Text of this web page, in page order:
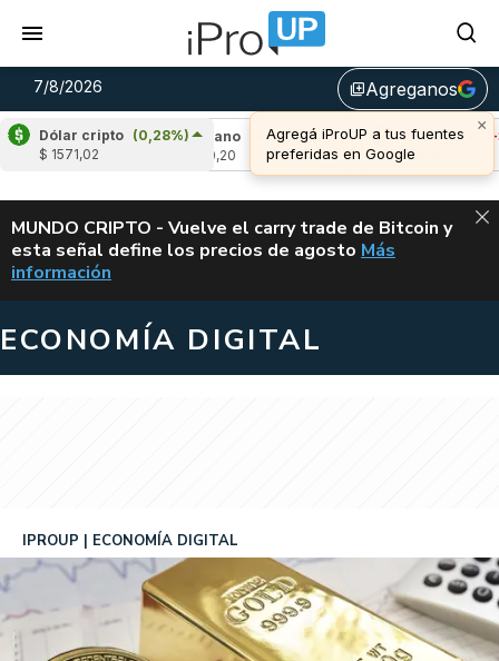
7/8/2026 library_addAgreganos
×
Agregá iProUP a tus fuentes
preferidas en Google
Dólar cripto (0,28%)
$ 1571,02
Cardano
(4,67%)
Avalanche (-
u$s 6,42
ALERTA
MUNDO CRIPTO - Vuelve el carry trade de Bitcoin y
esta señal define los precios de agosto VUELVE EL
Más
información
ECONOMÍA DIGITAL
IPROUP ECONOMÍA DIGITAL